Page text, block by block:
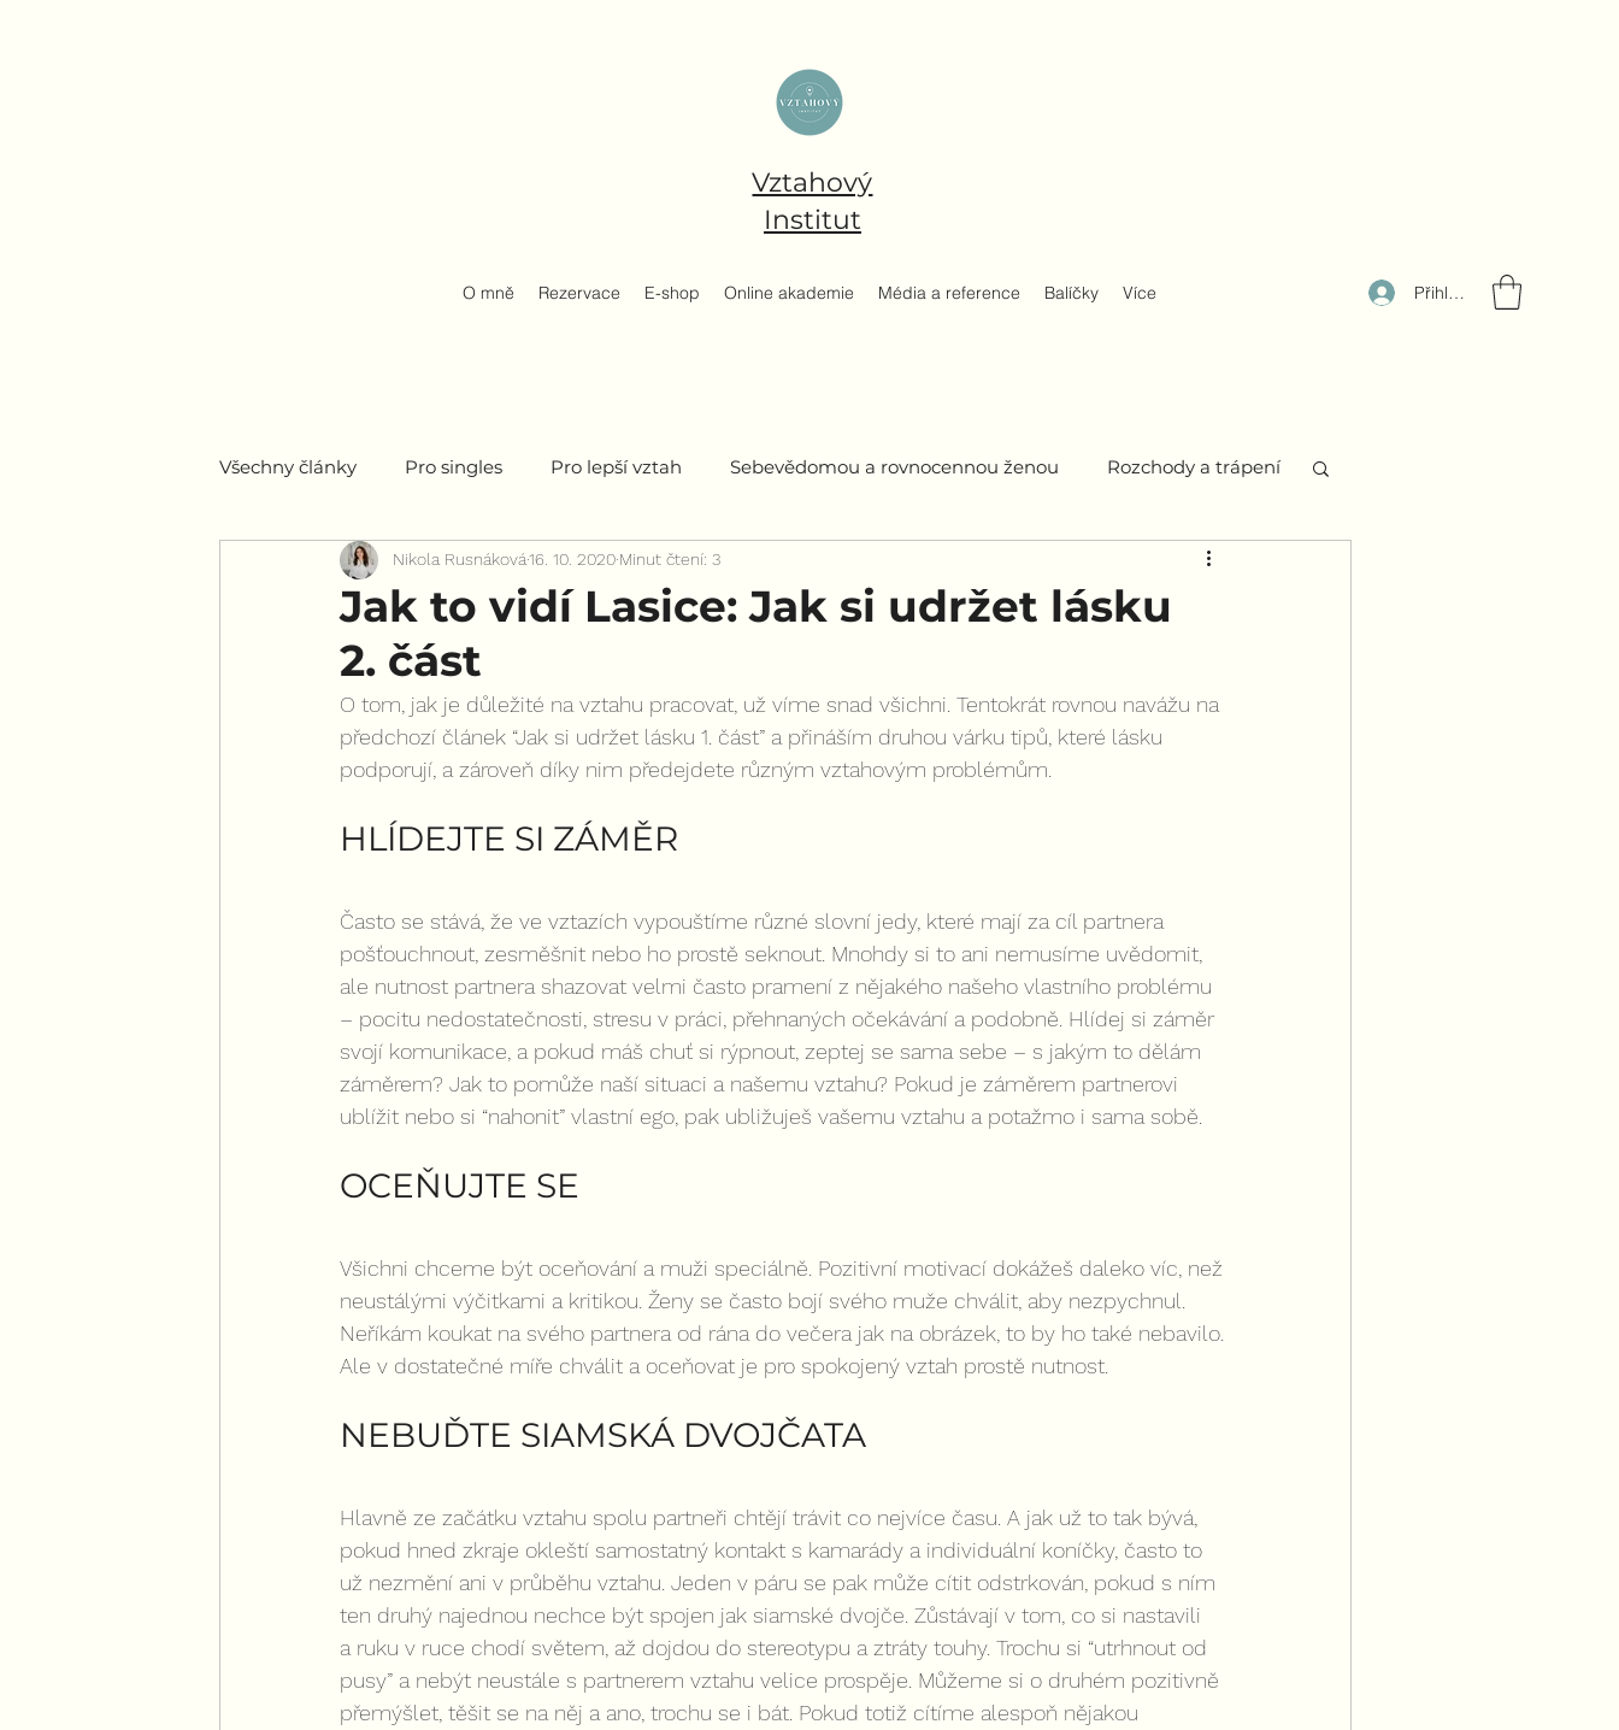
Vztahový
Institut
O mně Rezervace E-shop Online akademie Média a reference Balíčky Více Přihlásit se
Všechny články Pro singles Pro lepší vztah Sebevědomou a rovnocennou ženou Rozchody a trápení
Pro všechny ženy
Jak to vidí Lasice: Jak si udržet lásku
2. část
Nikola Rusnáková16. 10. 2020 Minut čtení: 3
O tom, jak je důležité na vztahu pracovat, už víme snad všichni. Tentokrát rovnou navážu na
předchozí článek “Jak si udržet lásku 1. část” a přináším druhou várku tipů, které lásku
podporují, a zároveň díky nim předejdete různým vztahovým problémům.
HLÍDEJTE SI ZÁMĚR
Často se stává, že ve vztazích vypouštíme různé slovní jedy, které mají za cíl partnera
pošťouchnout, zesměšnit nebo ho prostě seknout. Mnohdy si to ani nemusíme uvědomit,
ale nutnost partnera shazovat velmi často pramení z nějakého našeho vlastního problému
– pocitu nedostatečnosti, stresu v práci, přehnaných očekávání a podobně. Hlídej si záměr
svojí komunikace, a pokud máš chuť si rýpnout, zeptej se sama sebe – s jakým to dělám
záměrem? Jak to pomůže naší situaci a našemu vztahu? Pokud je záměrem partnerovi
ublížit nebo si “nahonit” vlastní ego, pak ubližuješ vašemu vztahu a potažmo i sama sobě.
OCEŇUJTE SE
Všichni chceme být oceňování a muži speciálně. Pozitivní motivací dokážeš daleko víc, než
neustálými výčitkami a kritikou. Ženy se často bojí svého muže chválit, aby nezpychnul.
Neříkám koukat na svého partnera od rána do večera jak na obrázek, to by ho také nebavilo.
Ale v dostatečné míře chválit a oceňovat je pro spokojený vztah prostě nutnost.
NEBUĎTE SIAMSKÁ DVOJČATA
Hlavně ze začátku vztahu spolu partneři chtějí trávit co nejvíce času. A jak už to tak bývá,
pokud hned zkraje okleští samostatný kontakt s kamarády a individuální koníčky, často to
už nezmění ani v průběhu vztahu. Jeden v páru se pak může cítit odstrkován, pokud s ním
ten druhý najednou nechce být spojen jak siamské dvojče. Zůstávají v tom, co si nastavili
a ruku v ruce chodí světem, až dojdou do stereotypu a ztráty touhy. Trochu si “utrhnout od
pusy” a nebýt neustále s partnerem vztahu velice prospěje. Můžeme si o druhém pozitivně
přemýšlet, těšit se na něj a ano, trochu se i bát. Pokud totiž cítíme alespoň nějakou